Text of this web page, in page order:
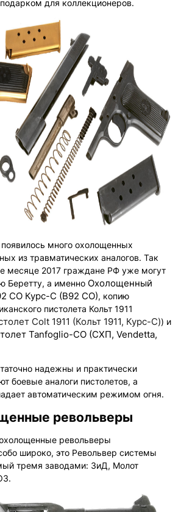
для коллекционеров.
много охолощенных
из травматических аналогов. Так
месяце 2017 граждане РФ уже могут
Беретту, а именно Охолощенный
СО Курс-С (B92 СО), копию
пистолета Кольт 1911
Colt 1911 (Кольт 1911, Курс-С)) и
Tanfoglio-CO (СХП, Vendetta,
надежны и практически
боевые аналоги пистолетов, а
автоматическим режимом огня.
револьверы
револьверы
широко, это Револьвер системы
тремя заводами: ЗиД, Молот